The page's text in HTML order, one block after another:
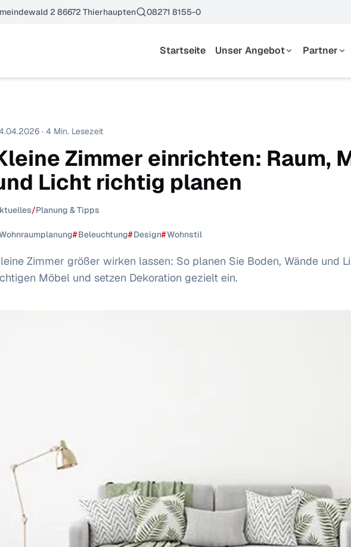
2 86672 Thierhaupten 08271 8155-0
Startseite Unser Angebot
Essen
Garderoben & Kleinmöbel
Polstermöbel
Partner
Hersteller
· 4 Min. Lesezeit
Zimmer einrichten: Raum,
Licht richtig planen
/Planung & Tipps
#Beleuchtung#Design#Wohnstil
Zimmer größer wirken lassen: So planen Sie Boden, Wände und
Möbel und setzen Dekoration gezielt ein.